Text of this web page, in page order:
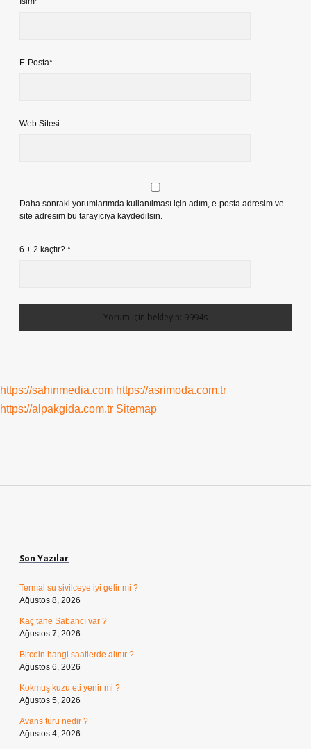
E-Posta*
Web Sitesi
Daha sonraki yorumlarımda kullanılması için adım, e-posta adresim ve
site adresim bu tarayıcıya kaydedilsin.
6 + 2 kaçtır? *
https://sahinmedia.com https://asrimoda.com.tr
https://alpakgida.com.tr Sitemap
Son Yazılar
Termal su sivilceye iyi gelir mi ?
Ağustos 8, 2026
Kaç tane Sabancı var ?
Ağustos 7, 2026
Bitcoin hangi saatlerde alınır ?
Ağustos 6, 2026
Kokmuş kuzu eti yenir mi ?
Ağustos 5, 2026
Avans türü nedir ?
Ağustos 4, 2026